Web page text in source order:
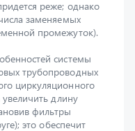
системы
трубопроводных
циркуляционного
увеличить длину
фильтры
это обеспечит
потока.
конструкцию